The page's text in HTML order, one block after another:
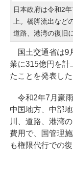
日本政府は令和2
上。橋脚流出など
道路、港湾の復旧
国土交通省は9
業に315億円を計
たことを発表した
令和2年7月豪
中国地方、中部
川、道路、港湾
費用で、国管理
も権限代行での